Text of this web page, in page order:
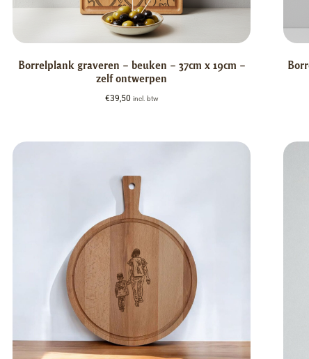
Borrelplank graveren – beuken – 37cm x 19cm –
zelf ontwerpen
€39,50 incl. btw